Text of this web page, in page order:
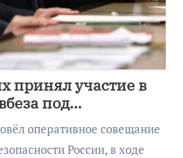
принял участие в
под
оперативное совещание
России, в ходе